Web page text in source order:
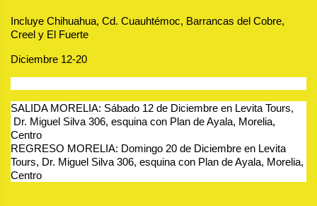
Incluye Chihuahua, Cd. Cuauhtémoc, Barrancas del Cobre,
Creel y El Fuerte
Diciembre 12-20
SALIDA MORELIA: Sábado 12 de Diciembre en Levita Tours,
Dr. Miguel Silva 306, esquina con Plan de Ayala, Morelia,
Centro
REGRESO MORELIA: Domingo 20 de Diciembre en Levita
Tours, Dr. Miguel Silva 306, esquina con Plan de Ayala, Morelia,
Centro